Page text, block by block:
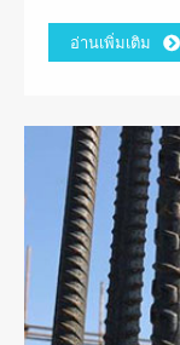
อ่านเพิ่มเติม